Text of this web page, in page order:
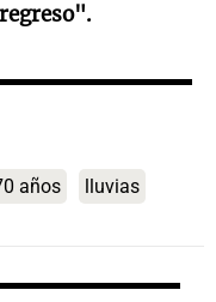
años lluvias